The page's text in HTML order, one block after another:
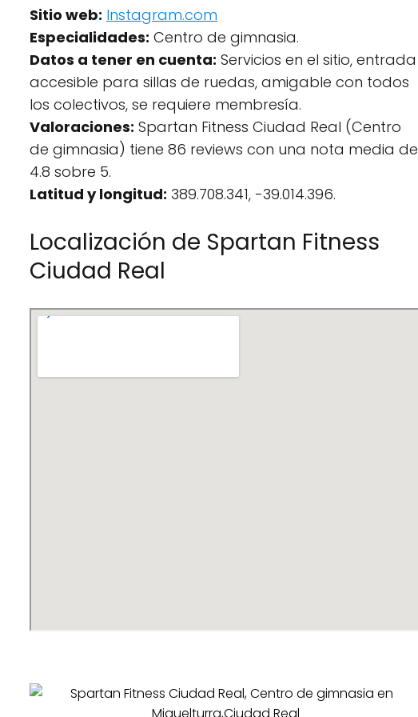
Sitio web: Instagram.com
Especialidades: Centro de gimnasia.
Datos a tener en cuenta: Servicios en el sitio, entrada
accesible para sillas de ruedas, amigable con todos
los colectivos, se requiere membresía.
Valoraciones: Spartan Fitness Ciudad Real (Centro
de gimnasia) tiene 86 reviews con una nota media de
4.8 sobre 5.
Latitud y longitud: 389.708.341, -39.014.396.
Localización de Spartan Fitness
Ciudad Real